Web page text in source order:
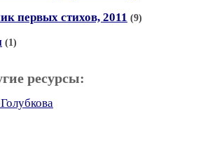
первых стихов, 2011 (9)
(1)
ресурсы: